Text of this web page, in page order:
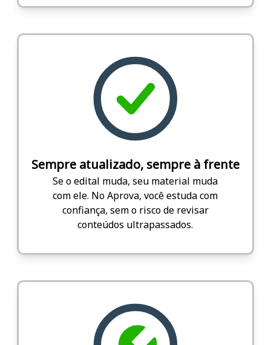
Sempre atualizado, sempre à frente
Se o edital muda, seu material muda
com ele. No Aprova, você estuda com
confiança, sem o risco de revisar
conteúdos ultrapassados.